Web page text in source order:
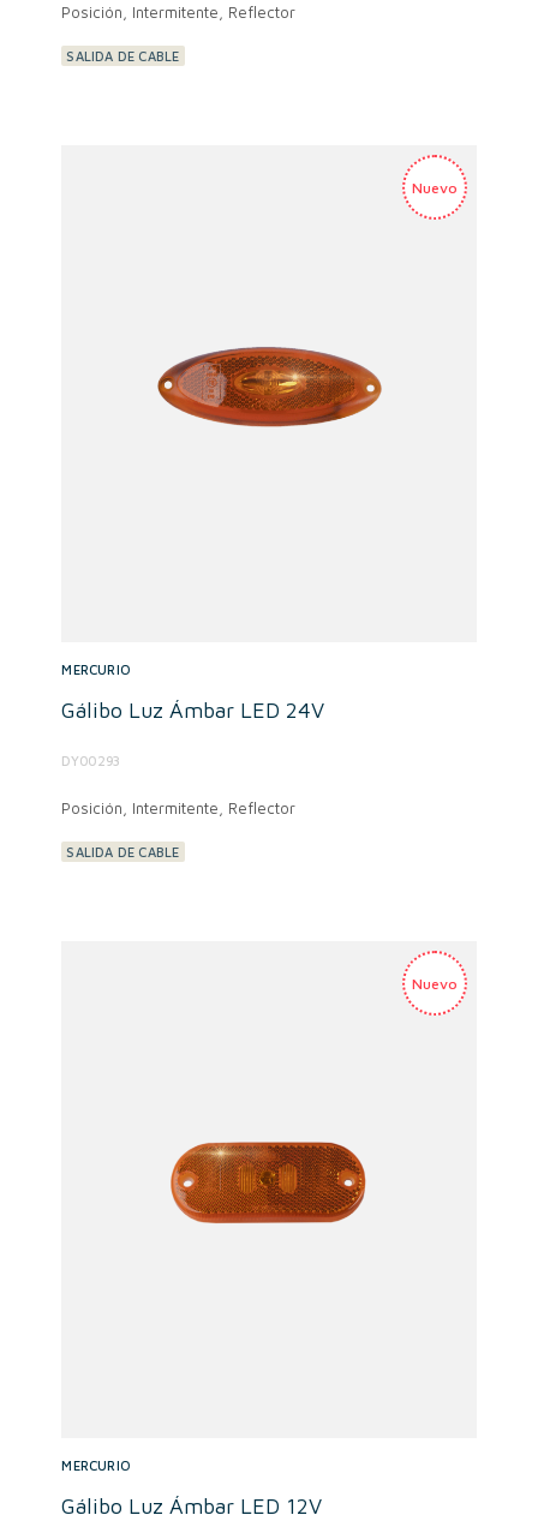
Posición, Intermitente, Reflector
SALIDA DE CABLE
MERCURIO
Gálibo Luz Ámbar LED 24V
DY00293
Posición, Intermitente, Reflector
SALIDA DE CABLE
MERCURIO
Gálibo Luz Ámbar LED 12V